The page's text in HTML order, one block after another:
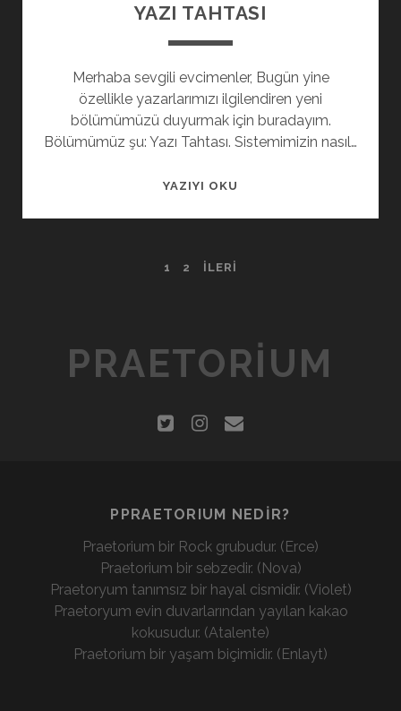
YAZI TAHTASI
Merhaba sevgili evcimenler, Bugün yine
özellikle yazarlarımızı ilgilendiren yeni
bölümümüzü duyurmak için buradayım.
Bölümümüz şu: Yazı Tahtası. Sistemimizin nasıl…
YAZIYI OKU
1 2 İLERI
PRAETORIUM
PPRAETORIUM NEDİR?
Praetorium bir Rock grubudur. (Erce)
Praetorium bir sebzedir. (Nova)
Praetoryum tanımsız bir hayal cismidir. (Violet)
Praetoryum evin duvarlarından yayılan kakao
kokusudur. (Atalente)
Praetorium bir yaşam biçimidir. (Enlayt)